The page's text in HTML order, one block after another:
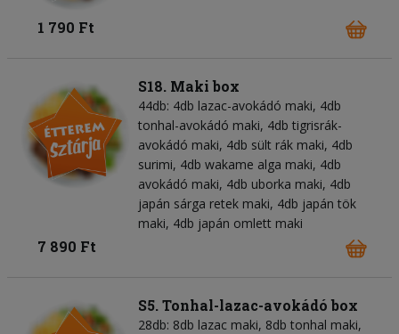
1 790 Ft
S18. Maki box
44db: 4db lazac-avokádó maki, 4db
tonhal-avokádó maki, 4db tigrisrák-
avokádó maki, 4db sült rák maki, 4db
surimi, 4db wakame alga maki, 4db
avokádó maki, 4db uborka maki, 4db
japán sárga retek maki, 4db japán tök
maki, 4db japán omlett maki
7 890 Ft
S5. Tonhal-lazac-avokádó box
28db: 8db lazac maki, 8db tonhal maki,